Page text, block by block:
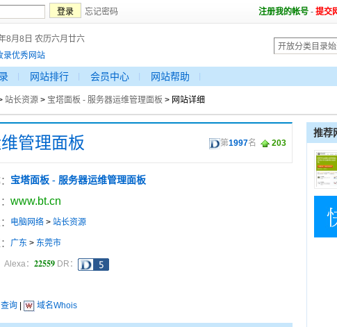
忘记密码 注册我的帐号 - 提交
8月8日 农历六月廿六
录优秀网站
网站排行 会员中心 网站帮助
站长资源 > 宝塔面板 - 服务器运维管理面板 > 网站详细
管理面板 第1997名 203
宝塔面板 - 服务器运维管理面板
www.bt.cn
电脑网络 > 站长资源
广东 > 东莞市
Alexa： 22559 DR：
询 域名Whois
推荐